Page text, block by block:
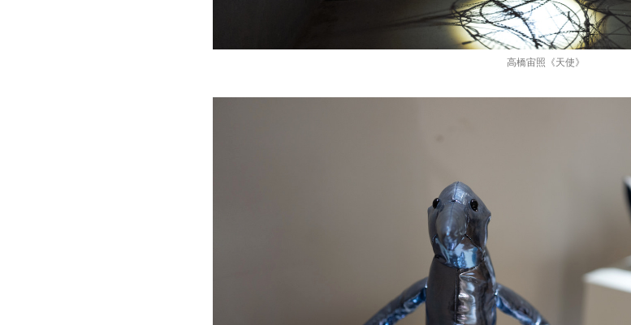
高橋宙照《天使》